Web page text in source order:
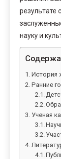
результате
науку и
История
Ранние
Ученая